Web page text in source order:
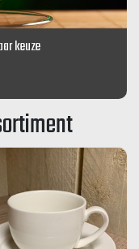
keuze